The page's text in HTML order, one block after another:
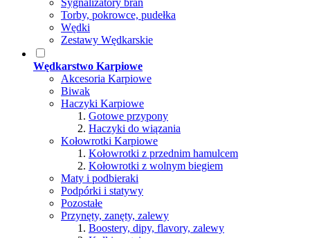
Torby, pokrowce, pudełka
Wędki
Zestawy Wędkarskie
Wędkarstwo Karpiowe
Akcesoria Karpiowe
Biwak
Haczyki Karpiowe
Gotowe przypony
Haczyki do wiązania
Kołowrotki Karpiowe
Kołowrotki z przednim hamulcem
Kołowrotki z wolnym biegiem
Maty i podbieraki
Podpórki i statywy
Pozostałe
Przynęty, zanęty, zalewy
Boostery, dipy, flavory, zalewy